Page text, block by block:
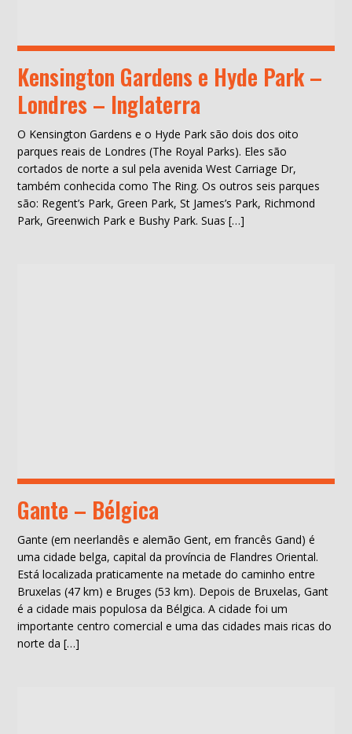
Kensington Gardens e Hyde Park –
Londres – Inglaterra
O Kensington Gardens e o Hyde Park são dois dos oito
parques reais de Londres (The Royal Parks). Eles são
cortados de norte a sul pela avenida West Carriage Dr,
também conhecida como The Ring. Os outros seis parques
são: Regent’s Park, Green Park, St James’s Park, Richmond
Park, Greenwich Park e Bushy Park. Suas […]
Gante – Bélgica
Gante (em neerlandês e alemão Gent, em francês Gand) é
uma cidade belga, capital da província de Flandres Oriental.
Está localizada praticamente na metade do caminho entre
Bruxelas (47 km) e Bruges (53 km). Depois de Bruxelas, Gant
é a cidade mais populosa da Bélgica. A cidade foi um
importante centro comercial e uma das cidades mais ricas do
norte da […]